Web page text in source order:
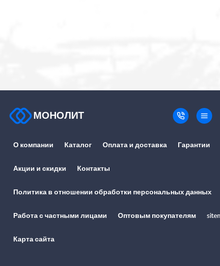
МОНОЛИТ
О компании Каталог Оплата и доставка Гарантии
Акции и скидки Контакты
Политика в отношении обработки персональных данных
Работа с частными лицами Оптовым покупателям
Карта сайта